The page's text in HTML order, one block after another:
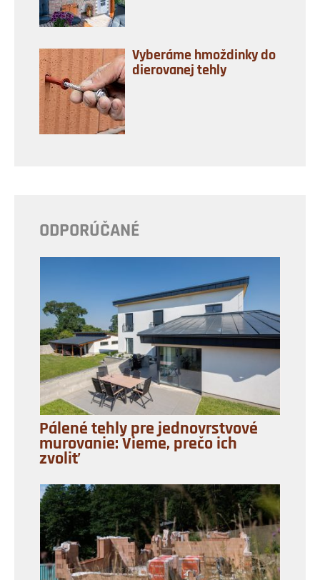
Vyberáme hmoždinky do
dierovanej tehly
ODPORÚČANÉ
Pálené tehly pre jednovrstvové
murovanie: Vieme, prečo ich
zvoliť